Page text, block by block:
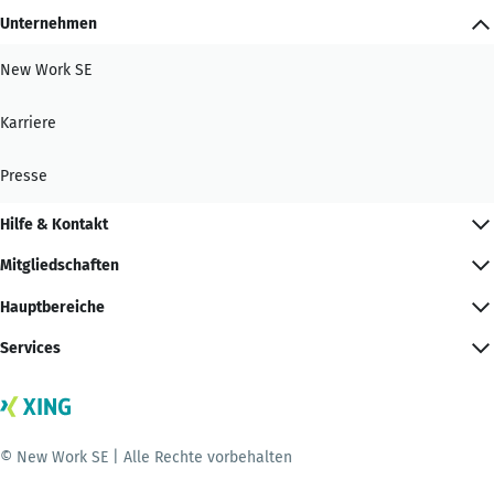
Unternehmen
New Work SE
Karriere
Presse
Hilfe & Kontakt
Mitgliedschaften
Hauptbereiche
Services
© New Work SE | Alle Rechte vorbehalten